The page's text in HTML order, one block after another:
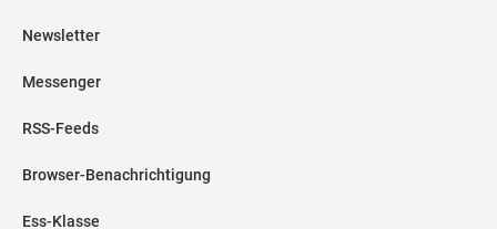
Newsletter
Messenger
RSS-Feeds
Browser-Benachrichtigung
Ess-Klasse